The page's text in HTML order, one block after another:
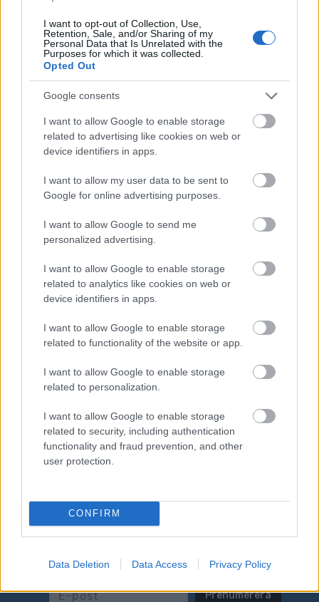
I want to opt-out of Collection, Use,
Retention, Sale, and/or Sharing of my
Personal Data that Is Unrelated with the
Purposes for which it was collected.
Opted Out
Google consents
I want to allow Google to enable storage
related to advertising like cookies on web or
device identifiers in apps.
I want to allow my user data to be sent to
Google for online advertising purposes.
I want to allow Google to send me
personalized advertising.
I want to allow Google to enable storage
related to analytics like cookies on web or
device identifiers in apps.
I want to allow Google to enable storage
related to functionality of the website or app.
I want to allow Google to enable storage
related to personalization.
I want to allow Google to enable storage
related to security, including authentication
functionality and fraud prevention, and other
user protection.
CONFIRM
Data Deletion Data Access Privacy Policy
Criterium – Sportgastein, Österrike, 36km
Event 3:Januari 17, 2026 – Engadin La
Diagonela – Pontresina-Zuoz, Schweiz,
55km
Event 4:Januari 25, 2026 – Marcialonga –
Moena-Cavalese, Italien, 70km
Event 5:
Sprint – Bedřichov, Tjeckien, 1.5km
Event 6:Februari 1, 2026 – Jizerská50 –
Bedřichov, Tjeckien, 50km
Event 7: Mars 1, 2026 – Vasaloppet – Sälen-
Mora, Sverige, 90km
ITT Women – Grönklitt, Sverige, 50km
Event 9:Mars 8, 2026 – Orsa Grönklitt 50k
ITT Men – Grönklitt, Sverige, 50km
Event 10:Mars 14, 2026 –
Birkebeinerrennet – Rena-Lillehammer,
Event 11:Mars 21, 2026 – Marcialonga
Bodø – Bodø, Norge, 50km
Mars 28, 2026 – Reistadløpet –
Setermoen-Bardufoss, Norge, 46km
Event 13:
Summit 2 Senja – Bardufoss-Finnsnes,
Norge, 60km
Prenumerera